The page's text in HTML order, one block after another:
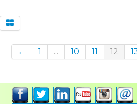
← 1 ... 10 11 12